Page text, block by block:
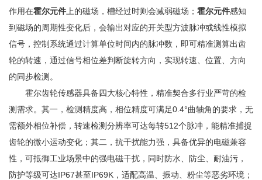
作用在霍尔元件 上的磁场，槽经过时则会减弱磁场； 霍尔元件感知
到磁场的周期性变化后，会输出对应的开关型方波脉冲或线性模拟
信号，控制系统通过计算单位时间内的脉冲数，即可精准测算出齿
轮的转速，通过信号相位差判断旋转方向，实现转速、位置、方向
的同步检测。
霍尔齿轮传感器具备四大核心特性，精准契合多行业严苛的检
测需求。其一，检测精度高，相位精度可满足0.4°曲轴角的要求，无
需额外相位补偿，转速检测分辨率可达每转512个脉冲，能精准捕捉
齿轮的微小运动变化；其二，抗干扰能力强，具备优异的电磁兼容
性，可抵御工业场景中的强电磁干扰，同时防水、防尘、耐油污，
防护等级可达IP67甚至IP69K，适配高温、振动、粉尘等恶劣环境；